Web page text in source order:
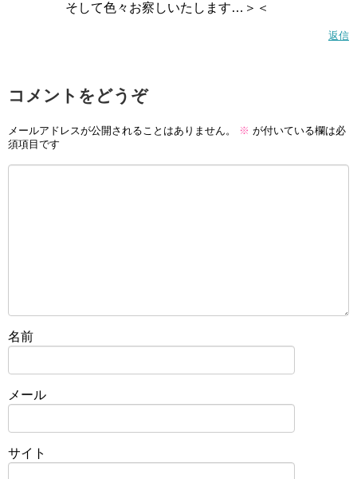
そして色々お察しいたします…＞＜
返信
コメントをどうぞ
メールアドレスが公開されることはありません。 ※ が付いている欄は必
須項目です
名前
メール
サイト